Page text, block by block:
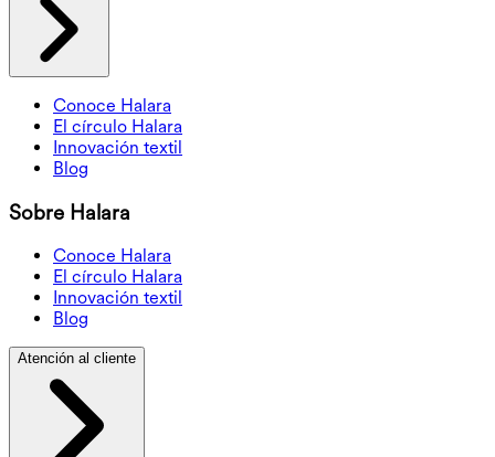
Conoce Halara
El círculo Halara
Innovación textil
Blog
Sobre Halara
Conoce Halara
El círculo Halara
Innovación textil
Blog
Atención al cliente